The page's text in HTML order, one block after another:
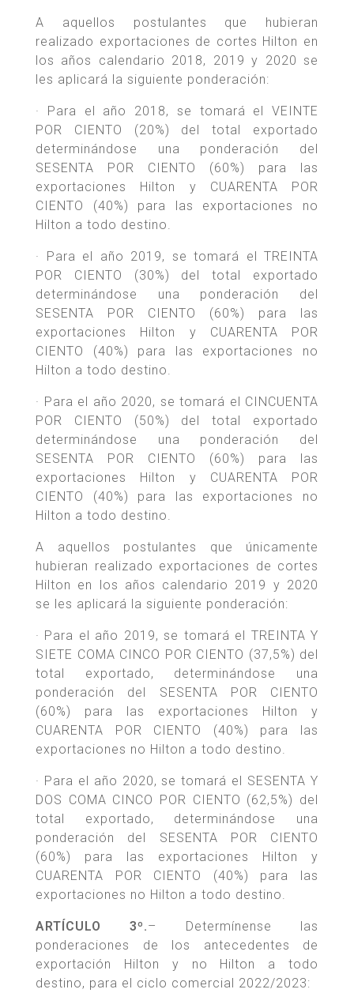
A aquellos postulantes que hubieran
realizado exportaciones de cortes Hilton en
los años calendario 2018, 2019 y 2020 se
les aplicará la siguiente ponderación:
· Para el año 2018, se tomará el VEINTE
POR CIENTO (20%) del total exportado
determinándose una ponderación del
SESENTA POR CIENTO (60%) para las
exportaciones Hilton y CUARENTA POR
CIENTO (40%) para las exportaciones no
Hilton a todo destino.
· Para el año 2019, se tomará el TREINTA
POR CIENTO (30%) del total exportado
determinándose una ponderación del
SESENTA POR CIENTO (60%) para las
exportaciones Hilton y CUARENTA POR
CIENTO (40%) para las exportaciones no
Hilton a todo destino.
· Para el año 2020, se tomará el CINCUENTA
POR CIENTO (50%) del total exportado
determinándose una ponderación del
SESENTA POR CIENTO (60%) para las
exportaciones Hilton y CUARENTA POR
CIENTO (40%) para las exportaciones no
Hilton a todo destino.
A aquellos postulantes que únicamente
hubieran realizado exportaciones de cortes
Hilton en los años calendario 2019 y 2020
se les aplicará la siguiente ponderación:
· Para el año 2019, se tomará el TREINTA Y
SIETE COMA CINCO POR CIENTO (37,5%) del
total exportado, determinándose una
ponderación del SESENTA POR CIENTO
(60%) para las exportaciones Hilton y
CUARENTA POR CIENTO (40%) para las
exportaciones no Hilton a todo destino.
· Para el año 2020, se tomará el SESENTA Y
DOS COMA CINCO POR CIENTO (62,5%) del
total exportado, determinándose una
ponderación del SESENTA POR CIENTO
(60%) para las exportaciones Hilton y
CUARENTA POR CIENTO (40%) para las
exportaciones no Hilton a todo destino.
ARTÍCULO 3º.– Determínense las
ponderaciones de los antecedentes de
exportación Hilton y no Hilton a todo
destino, para el ciclo comercial 2022/2023: